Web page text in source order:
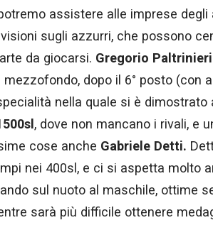
assistere alle imprese
sugli azzurri, che possono
da giocarsi. Gregorio Paltrinieri
mezzofondo, dopo il 6° posto (con
nella quale si è dimostrato
, dove non mancano i rivali, e
cose anche Gabriele Detti.
nei 400sl, e ci si aspetta molto
sul nuoto al maschile, ottime
sarà più difficile ottenere